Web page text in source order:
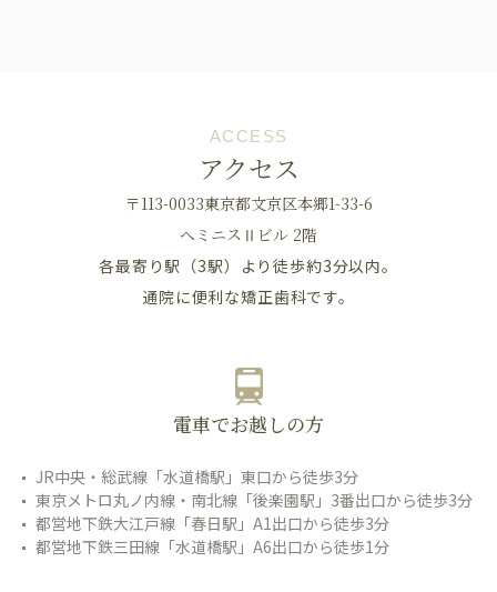
ACCESS
アクセス
〒113-0033東京都文京区本郷1-33-6
へミニスⅡビル 2階
各最寄り駅（3駅）より徒歩約3分以内。
通院に便利な矯正歯科です。
電車でお越しの方
JR中央・総武線「水道橋駅」東口から徒歩3分
東京メトロ丸ノ内線・南北線「後楽園駅」3番出口から徒歩3分
都営地下鉄大江戸線「春日駅」A1出口から徒歩3分
都営地下鉄三田線「水道橋駅」A6出口から徒歩1分